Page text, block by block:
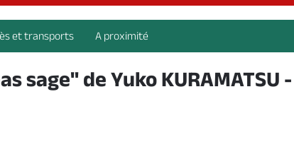
et transports A proximité
sage" de Yuko KURAMATSU